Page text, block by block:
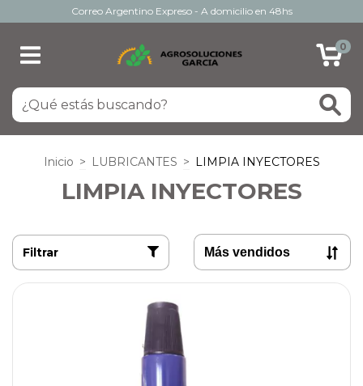
Correo Argentino Expreso - A domicilio en 48hs
0
Inicio > LUBRICANTES > LIMPIA INYECTORES
LIMPIA INYECTORES
Filtrar